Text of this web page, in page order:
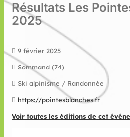
Résultats Les
2025
9 février 2025
Sommand (74)
Ski alpinisme / Randonnée
https://pointesblanches.fr
Voir toutes les éditions de cet